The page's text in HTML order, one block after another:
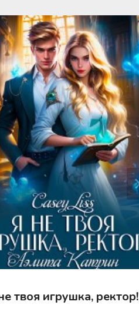
твоя игрушка, ректор!